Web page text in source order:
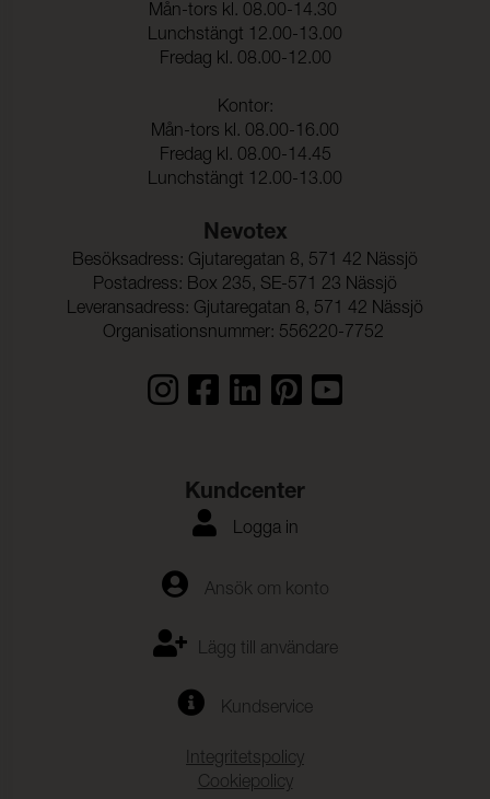
Mån-tors kl. 08.00-14.30
Lunchstängt 12.00-13.00
Fredag kl. 08.00-12.00
Kontor:
Mån-tors kl. 08.00-16.00
Fredag kl. 08.00-14.45
Lunchstängt 12.00-13.00
Nevotex
Besöksadress: Gjutaregatan 8, 571 42 Nässjö
Postadress: Box 235, SE-571 23 Nässjö
Leveransadress: Gjutaregatan 8, 571 42 Nässjö
Organisationsnummer: 556220-7752
Kundcenter
Logga in
Ansök om konto
Lägg till användare
Kundservice
Integritetspolicy
Cookiepolicy